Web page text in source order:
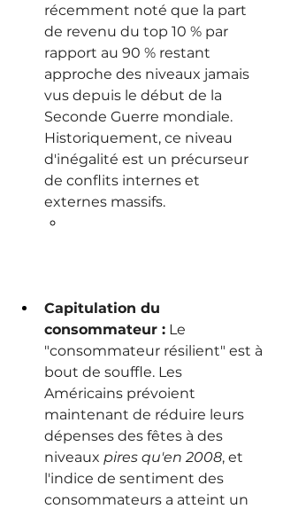
récemment noté que la part
de revenu du top 10 % par
rapport au 90 % restant
approche des niveaux jamais
vus depuis le début de la
Seconde Guerre mondiale.
Historiquement, ce niveau
d'inégalité est un précurseur
de conflits internes et
externes massifs.
Capitulation du
consommateur : Le
"consommateur résilient" est à
bout de souffle. Les
Américains prévoient
maintenant de réduire leurs
dépenses des fêtes à des
niveaux pires qu'en 2008, et
l'indice de sentiment des
consommateurs a atteint un